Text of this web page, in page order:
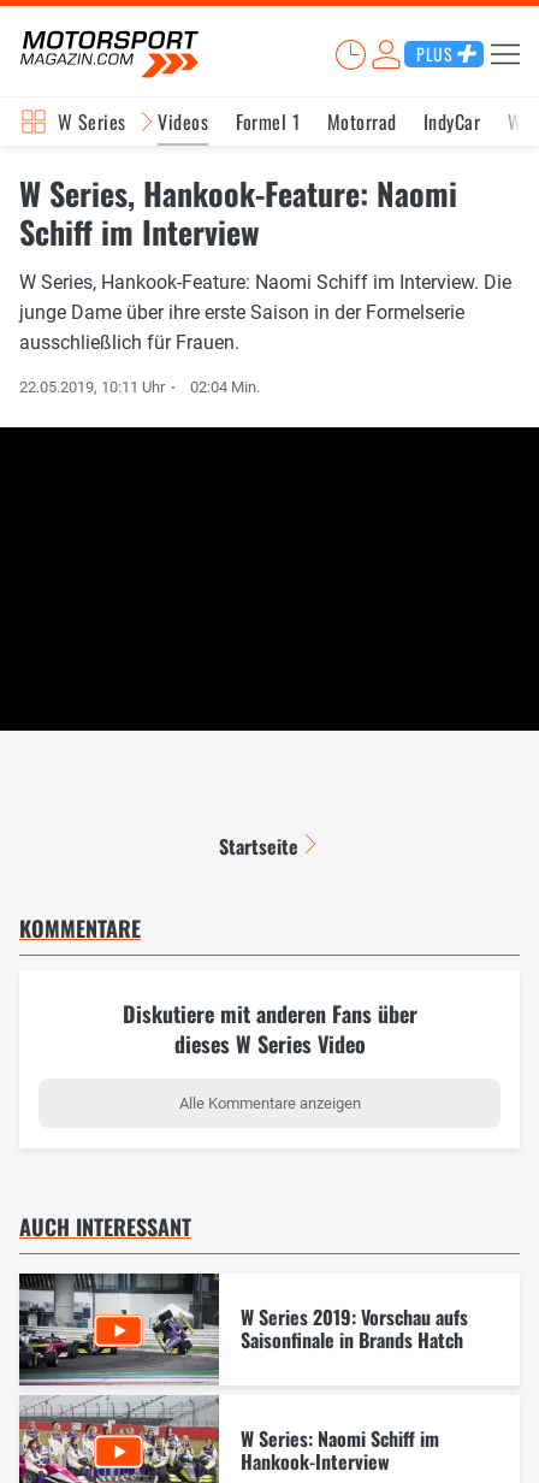
PLUS
W Series Videos Formel 1 Motorrad IndyCar
W Series, Hankook-Feature: Naomi
Schiff im Interview
W Series, Hankook-Feature: Naomi Schiff im Interview. Die
junge Dame über ihre erste Saison in der Formelserie
ausschließlich für Frauen.
22.05.2019, 10:11 Uhr 02:04 Min.
Startseite
KOMMENTARE
Diskutiere mit anderen Fans über
dieses W Series Video
Alle Kommentare anzeigen
AUCH INTERESSANT
W Series 2019: Vorschau aufs
Saisonfinale in Brands Hatch
W Series: Naomi Schiff im
Hankook-Interview